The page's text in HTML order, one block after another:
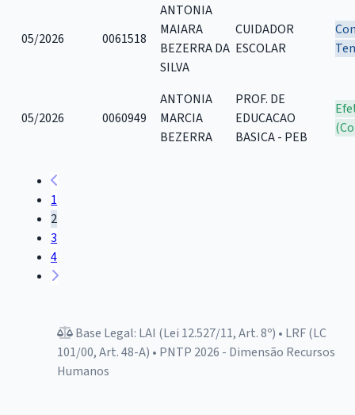
05/2026 0061518
ANTONIA
MAIARA
BEZERRA DA
SILVA
CUIDADOR
ESCOLAR
05/2026 0060949
ANTONIA
MARCIA
BEZERRA
PROF. DE
EDUCACAO
BASICA - PEB
1
2
3
4
Base Legal: LAI (Lei 12.527/11, Art. 8º) • LRF (LC
101/00, Art. 48-A) • PNTP 2026 - Dimensão Recursos
Humanos